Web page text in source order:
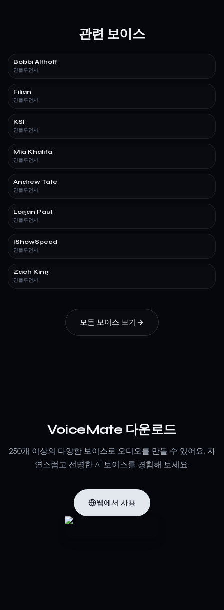
관련 보이스
Bobbi Althoff
인플루언서
Filian
인플루언서
KSI
인플루언서
Mia Khalifa
인플루언서
Andrew Tate
인플루언서
Logan Paul
인플루언서
IShowSpeed
인플루언서
Zach King
인플루언서
모든 보이스 보기
VoiceMate 다운로드
250개 이상의 다양한 보이스로 오디오를 만들 수 있어요. 자
연스럽고 선명한 AI 보이스를 경험해 보세요.
웹에서 사용